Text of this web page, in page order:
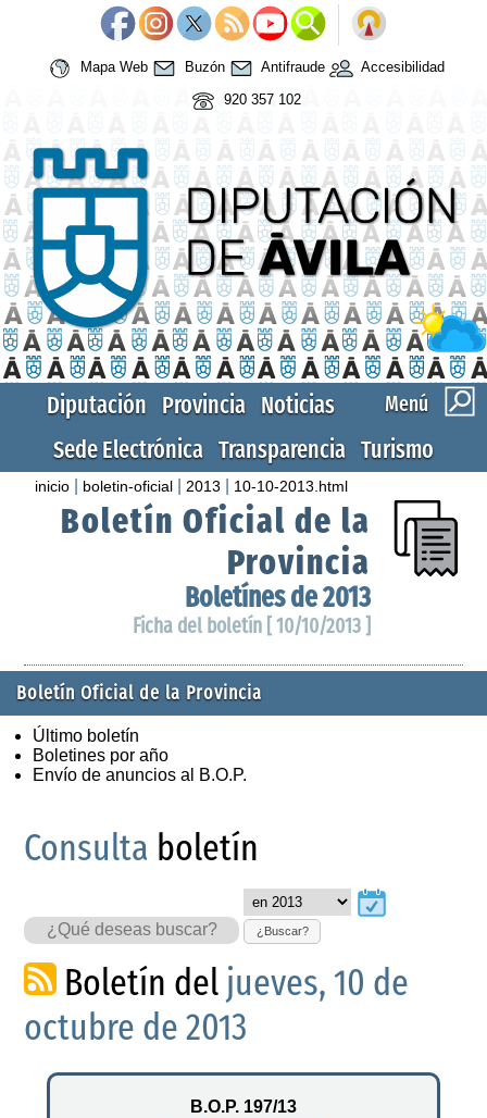
Mapa Web Buzón Antifraude
Accesibilidad
920 357 102
Menú
Diputación Provincia Noticias
Sede Electrónica Transparencia Turismo
inicio boletin-oficial 2013 10-10-2013.html
Boletín Oficial de la
Provincia
Boletínes de 2013
Ficha del boletín [ 10/10/2013 ]
Boletín Oficial de la Provincia
Último boletín
Boletines por año
Envío de anuncios al B.O.P.
Consulta boletín
¿Buscar?
Boletín del jueves, 10 de
octubre de 2013
B.O.P. 197/13